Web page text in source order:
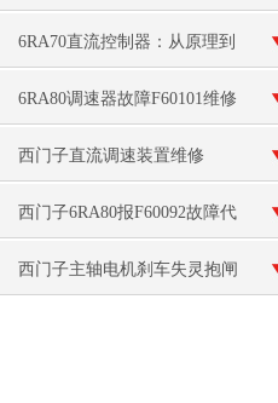
宏大，准确调控每一份直流能
量！
6RA70直流控制器：从原理到
应用，探索其在工业自动化中
的关键作用
6RA80调速器故障F60101维修
原因
西门子直流调速装置维修
西门子6RA80报F60092故障代
码
西门子主轴电机刹车失灵抱闸